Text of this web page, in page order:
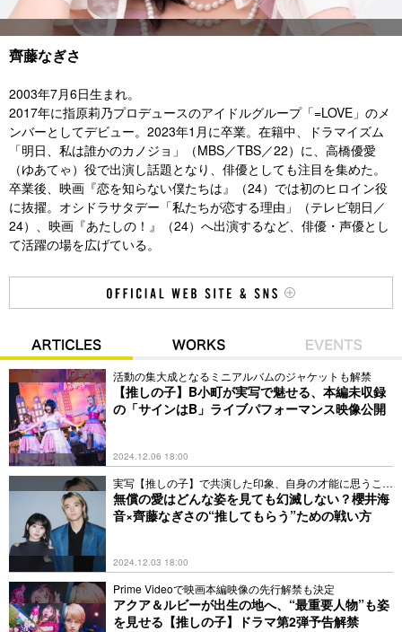
齊藤なぎさ
2003年7月6日生まれ。
2017年に指原莉乃プロデュースのアイドルグループ「=LOVE」のメ
ンバーとしてデビュー。2023年1月に卒業。在籍中、ドラマイズム
「明日、私は誰かのカノジョ」（MBS／TBS／22）に、高橋優愛
（ゆあてゃ）役で出演し話題となり、俳優としても注目を集めた。
卒業後、映画『恋を知らない僕たちは』（24）では初のヒロイン役
に抜擢。オシドラサタデー「私たちが恋する理由」（テレビ朝日／
24）、映画『あたしの！』（24）へ出演するなど、俳優・声優とし
て活躍の場を広げている。
活動の集大成となるミニアルバムのジャケットも解禁
【推しの子】B小町が実写で魅せる、本編未収録
の「サインはB」ライブパフォーマンス映像公開
2024.12.06 18:00
実写【推しの子】で共演した印象、自身の才能に思うこと
とは
無償の愛はどんな姿を見ても幻滅しない？櫻井海
音×齊藤なぎさの“推してもらう”ための戦い方
2024.12.03 18:00
Prime Videoで映画本編映像の先行解禁も決定
アクア＆ルビーが出生の地へ、“最重要人物”も姿
を見せる【推しの子】ドラマ第2弾予告解禁